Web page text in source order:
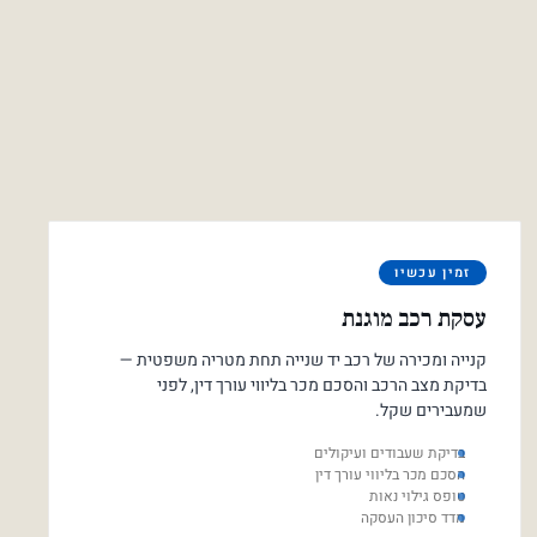
זמין עכשיו
עסקת רכב מוגנת
קנייה ומכירה של רכב יד שנייה תחת מטריה משפטית —
בדיקת מצב הרכב והסכם מכר בליווי עורך דין, לפני
שמעבירים שקל.
בדיקת שעבודים ועיקולים
הסכם מכר בליווי עורך דין
טופס גילוי נאות
מדד סיכון העסקה